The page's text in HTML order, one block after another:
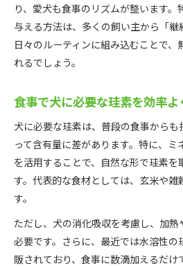
り、愛犬も食事のリズムが整います
与える方法は、多くの飼い主から「継
日々のルーティンに組み込むことで、
れるでしょう。
食事で犬に必要な珪素を効率
犬に必要な珪素は、普段の食事から
って含有量に差があります。特に、
を活用することで、自然な形で珪素を
す。代表的な食材としては、玄米や雑
す。
ただし、犬の消化吸収を考慮し、加
必要です。さらに、最近では水溶性
販されており、食事に数滴加えるだ